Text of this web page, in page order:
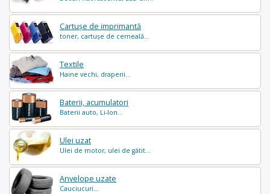
Cartușe de imprimantă
toner, cartușe de cerneală...
Textile
Haine vechi, draperii...
Baterii, acumulatori
Baterii auto, Li-Ion...
Ulei uzat
Ulei de motor, ulei de gătit...
Anvelope uzate
Cauciucuri...